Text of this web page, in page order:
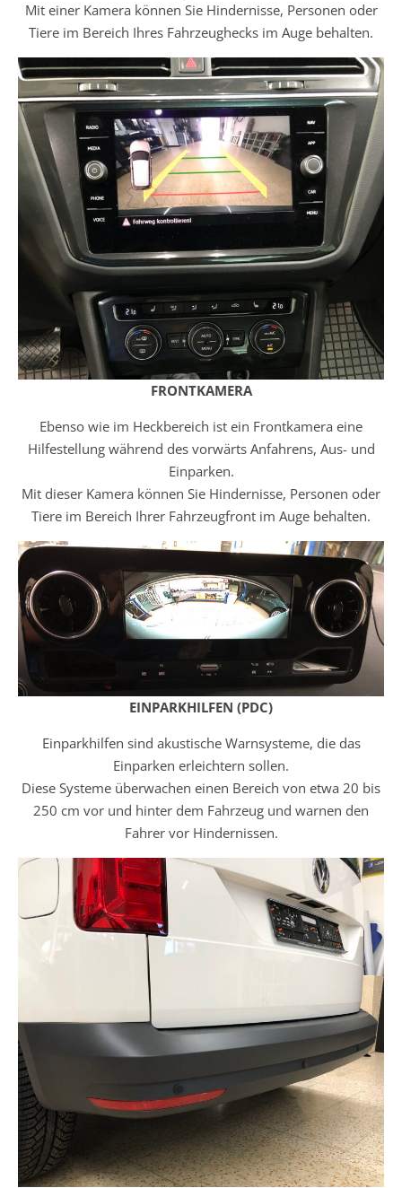
Mit einer Kamera können Sie Hindernisse, Personen oder
Tiere im Bereich Ihres Fahrzeughecks im Auge behalten.
FRONTKAMERA
Ebenso wie im Heckbereich ist ein Frontkamera eine
Hilfestellung während des vorwärts Anfahrens, Aus- und
Einparken.
Mit dieser Kamera können Sie Hindernisse, Personen oder
Tiere im Bereich Ihrer Fahrzeugfront im Auge behalten.
EINPARKHILFEN (PDC)
Einparkhilfen sind akustische Warnsysteme, die das
Einparken erleichtern sollen.
Diese Systeme überwachen einen Bereich von etwa 20 bis
250 cm vor und hinter dem Fahrzeug und warnen den
Fahrer vor Hindernissen.